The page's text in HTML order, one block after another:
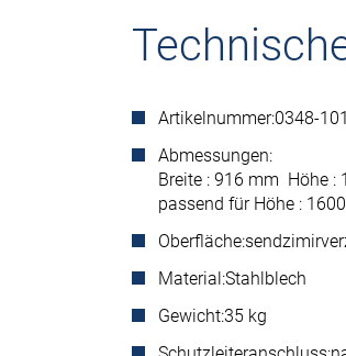
Artikelnummer:0348-
Abmessungen:
Breite : 916 mm Höhe :
passend für Höhe :
Oberfläche:
Material:Stahlblech
Gewicht:35 kg